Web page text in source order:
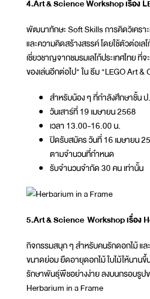
4.Art & Science Workshop เรื่อง
พัฒนาทักษะ Soft Skills การคิดวิเครา
และความคิดสร้างสรรค์ โดยใช้ตัวต่อเล
เชี่ยวชาญจากชมรมเลโก้ประเทศไทย ที่จ
ของเล่นอีกต่อไป" ใน ธีม "LEGO Art &
สำหรับน้อง ๆ ที่กำลังศึกษาชั้น ป
วันเสาร์ที่ 19 เมษายน 2568
เวลา 13.00-16.00 น.
ปิดรับสมัคร วันที่ 16 เมษายน
ตามจำนวนที่กำหนด
รับจำนวนจำกัด 30 คน เท่านั้น
5.Art & Science Workshop เรื่อง
กิจกรรมสนุก ๆ สำหรับคนรักดอกไม้
ขนาดย่อม ยืดอายุดอกไม้ ใบไม้ให้นานขึ้
รักษาพันธุ์พืชอย่างง่าย ลงบนกรอบรูป
Herbarium in a Frame